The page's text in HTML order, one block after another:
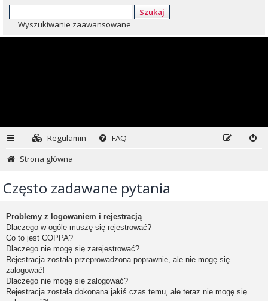
Szukaj
Wyszukiwanie zaawansowane
Regulamin
FAQ
Strona główna
Często zadawane pytania
Problemy z logowaniem i rejestracją
Dlaczego w ogóle muszę się rejestrować?
Co to jest COPPA?
Dlaczego nie mogę się zarejestrować?
Rejestracja została przeprowadzona poprawnie, ale nie mogę się
zalogować!
Dlaczego nie mogę się zalogować?
Rejestracja została dokonana jakiś czas temu, ale teraz nie mogę się